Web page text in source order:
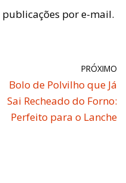
por e-mail.
PRÓXIMO
Bolo de Polvilho que Já
Sai Recheado do Forno:
Perfeito para o Lanche